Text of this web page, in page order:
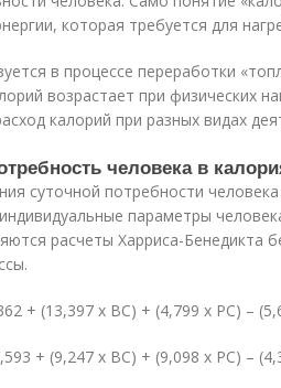
которая требуется для
в процессе переработки
возрастает при физических
калорий при разных видах
человека в
суточной потребности
параметры
расчеты Харриса-Бенедикта
+ (13,397 х ВС) + (4,799 х РС) –
+ (9,247 х ВС) + (9,098 х РС) –